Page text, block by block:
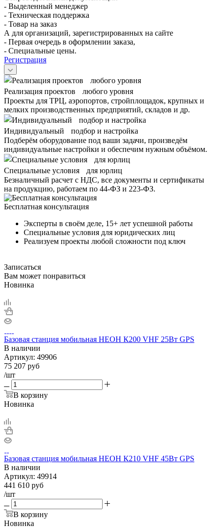
- Выделенный менеджер
- Техническая поддержка
- Товар на заказ
А для организаций, зарегистрированных на сайте
- Первая очередь в оформлении заказа,
- Специальные цены.
Регистрация
Реализация проектов любого уровня
Проекты для ТРЦ, аэропортов, стройплощадок, крупных и
мелких производственных предприятий, складов и др.
Индивидуальный подбор и настройка
Подберём оборудование под ваши задачи, произведём
индивидуальные настройки и обеспечим нужным объёмом.
Специальные условия для юрлиц
Безналичный расчет с НДС, все документы и сертификаты
на продукцию, работаем по 44-ФЗ и 223-ФЗ.
Бесплатная консультация
Эксперты в своём деле, 15+ лет успешной работы
Специальные условия для юридических лиц
Реализуем проекты любой сложности под ключ
Записаться
Вам может понравиться
Новинка
Базовая станция мобильная НЕОН К200 VHF 25Вт GPS
В наличии
Артикул: 49906
75 207 руб
/шт
В корзину
Новинка
Базовая станция мобильная НЕОН К210 VHF 45Вт GPS
В наличии
Артикул: 49914
441 610 руб
/шт
В корзину
Новинка